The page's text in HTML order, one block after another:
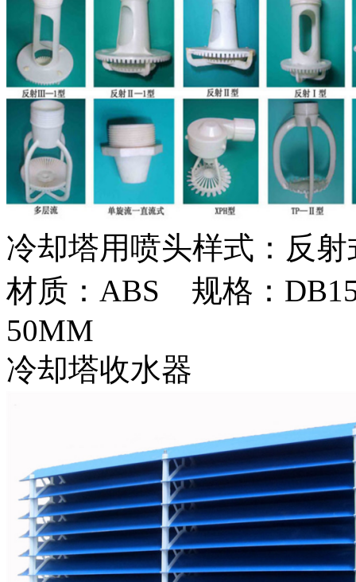
冷却塔用喷头样式：反
材质：ABS 规格：
50MM
冷却塔收水器